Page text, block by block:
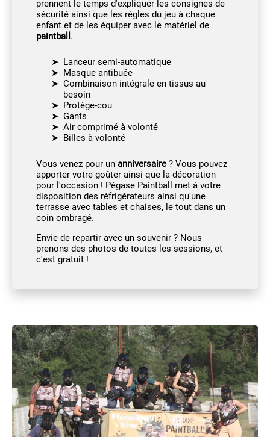
prennent le temps d'expliquer les consignes de
sécurité ainsi que les règles du jeu à chaque
enfant et de les équiper avec le matériel de
paintball .
Lanceur semi-automatique
Masque antibuée
Combinaison intégrale en tissus au
besoin
Protège-cou
Gants
Air comprimé à volonté
Billes à volonté
Vous venez pour un anniversaire ? Vous pouvez
apporter votre goûter ainsi que la décoration
pour l'occasion ! Pégase Paintball met à votre
disposition des réfrigérateurs ainsi qu'une
terrasse avec tables et chaises, le tout dans un
coin ombragé.
Envie de repartir avec un souvenir ? Nous
prenons des photos de toutes les sessions, et
c'est gratuit !